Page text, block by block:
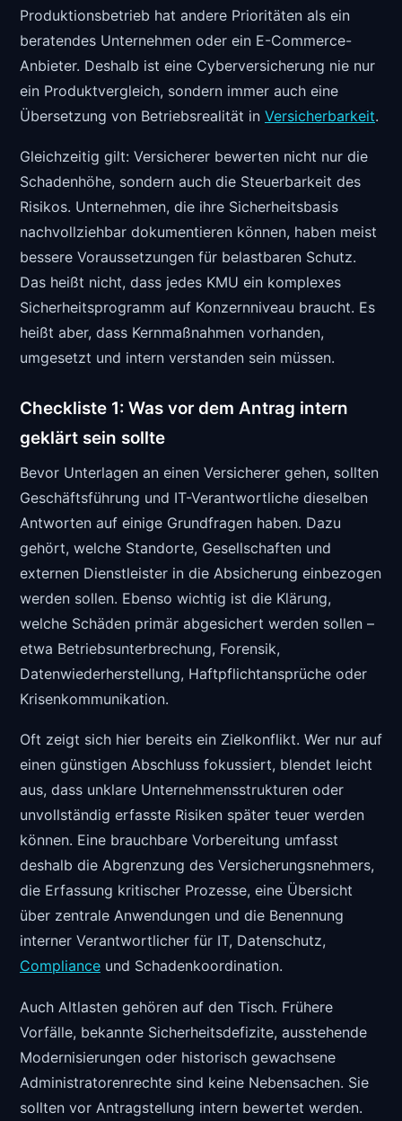
Produktionsbetrieb hat andere Prioritäten als ein
beratendes Unternehmen oder ein E-Commerce-
Anbieter. Deshalb ist eine Cyberversicherung nie nur
ein Produktvergleich, sondern immer auch eine
Übersetzung von Betriebsrealität in Versicherbarkeit.
Gleichzeitig gilt: Versicherer bewerten nicht nur die
Schadenhöhe, sondern auch die Steuerbarkeit des
Risikos. Unternehmen, die ihre Sicherheitsbasis
nachvollziehbar dokumentieren können, haben meist
bessere Voraussetzungen für belastbaren Schutz.
Das heißt nicht, dass jedes KMU ein komplexes
Sicherheitsprogramm auf Konzernniveau braucht. Es
heißt aber, dass Kernmaßnahmen vorhanden,
umgesetzt und intern verstanden sein müssen.
Checkliste 1: Was vor dem Antrag intern
geklärt sein sollte
Bevor Unterlagen an einen Versicherer gehen, sollten
Geschäftsführung und IT-Verantwortliche dieselben
Antworten auf einige Grundfragen haben. Dazu
gehört, welche Standorte, Gesellschaften und
externen Dienstleister in die Absicherung einbezogen
werden sollen. Ebenso wichtig ist die Klärung,
welche Schäden primär abgesichert werden sollen –
etwa Betriebsunterbrechung, Forensik,
Datenwiederherstellung, Haftpflichtansprüche oder
Krisenkommunikation.
Oft zeigt sich hier bereits ein Zielkonflikt. Wer nur auf
einen günstigen Abschluss fokussiert, blendet leicht
aus, dass unklare Unternehmensstrukturen oder
unvollständig erfasste Risiken später teuer werden
können. Eine brauchbare Vorbereitung umfasst
deshalb die Abgrenzung des Versicherungsnehmers,
die Erfassung kritischer Prozesse, eine Übersicht
über zentrale Anwendungen und die Benennung
interner Verantwortlicher für IT, Datenschutz,
Compliance und Schadenkoordination.
Auch Altlasten gehören auf den Tisch. Frühere
Vorfälle, bekannte Sicherheitsdefizite, ausstehende
Modernisierungen oder historisch gewachsene
Administratorenrechte sind keine Nebensachen. Sie
sollten vor Antragstellung intern bewertet werden.